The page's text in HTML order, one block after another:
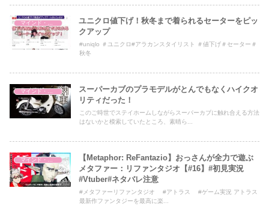
マインド・哲学
ユニクロ値下げ！秋冬まで着られるセーターをピッ
クアップ
#uniqlo ＃ユニクロ#アラカンスタイリスト ＃値下げ＃セーター＃
秋冬
マインド・哲学
スーパーカブのプラモデルがとんでもなくハイクオ
リティだった！
このご時世でステイホームしながらスーパーカブに触れ合える方法
はないかと模索していたところ、素晴ら...
マインド・哲学
【Metaphor: ReFantazio】おっさんが全力で遊ぶ
メタファー：リファンタジオ【#16】#初見実況
#Vtuber#ネタバレ注意
#メタファーリファンタジオ #アトラス #ゲーム実況 アトラス
最新作ファンタジーを最高に楽...